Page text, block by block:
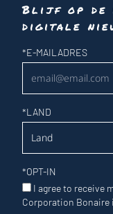
Blijf op de
digitale
Nieuwsbrief
*E-MAILADRES
*LAND
*OPT-IN
I agree to receive
Corporation Bonaire